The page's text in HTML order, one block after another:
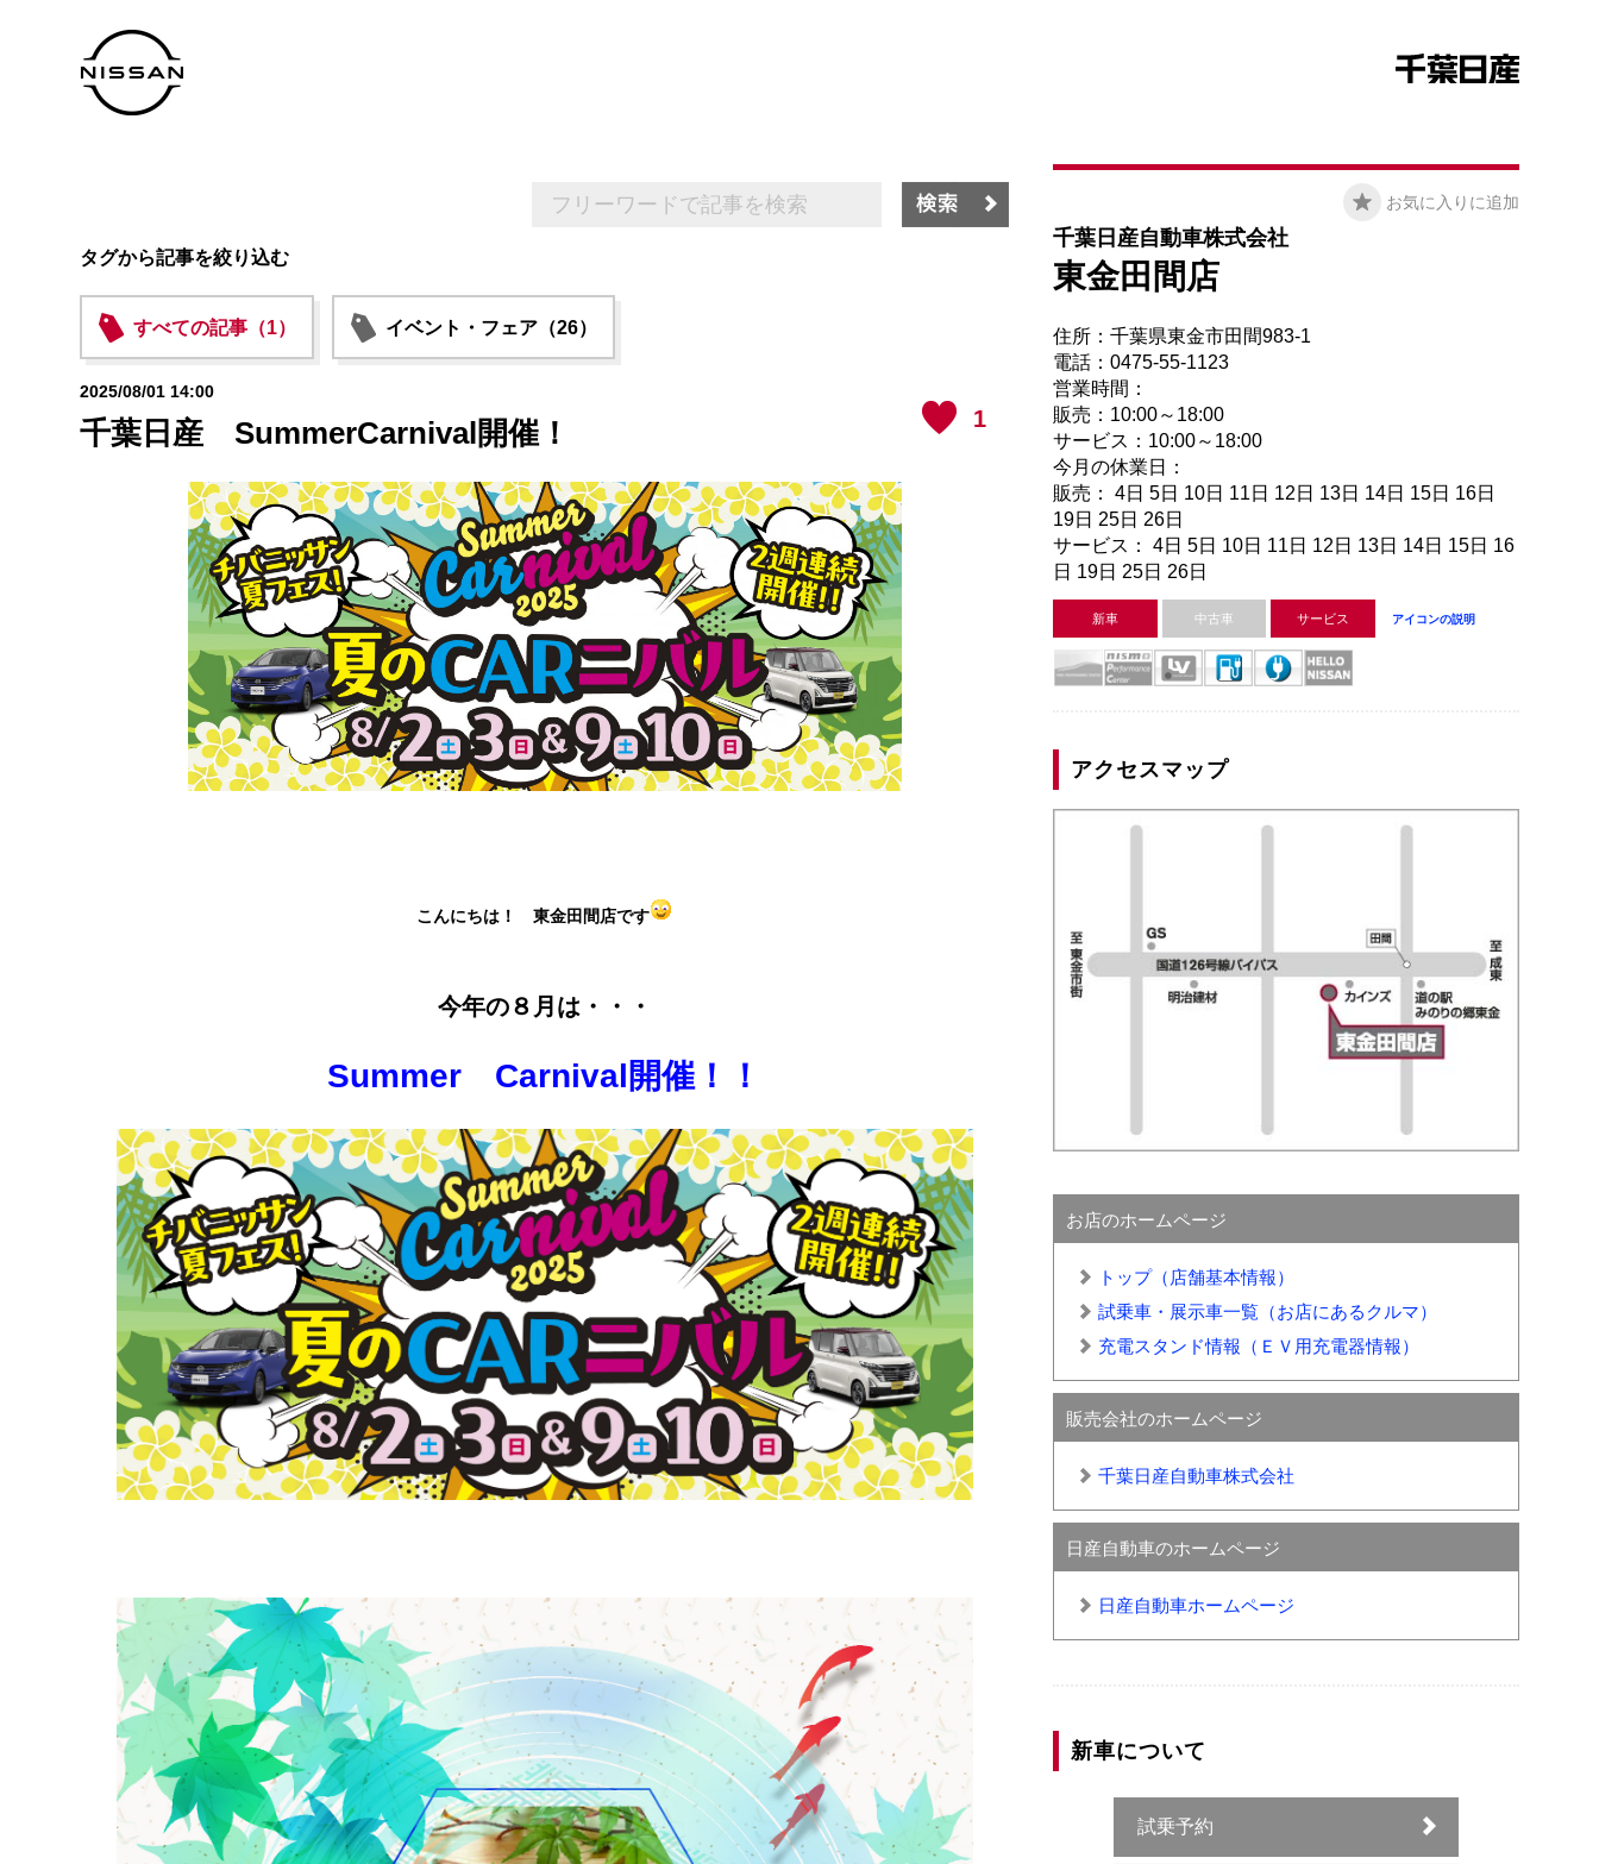
タグから記事を絞り込む
すべての記事（1） イベント・フェア（26）
1
2025/08/01 14:00
千葉日産 SummerCarnival開催！
こんにちは！ 東金田間店です
今年の８月は・・・
Summer Carnival開催！！
お気に入りに追加
千葉日産自動車株式会社
東金田間店
住所：千葉県東金市田間983-1
電話：0475-55-1123
営業時間：
販売：10:00～18:00
サービス：10:00～18:00
今月の休業日：
販売： 4日 5日 10日 11日 12日 13日 14日 15日 16日
19日 25日 26日
サービス： 4日 5日 10日 11日 12日 13日 14日 15日 16
日 19日 25日 26日
新車 中古車 サービス アイコンの説明
アクセスマップ
お店のホームページ
トップ（店舗基本情報）
試乗車・展示車一覧（お店にあるクルマ）
充電スタンド情報（ＥＶ用充電器情報）
販売会社のホームページ
千葉日産自動車株式会社
日産自動車のホームページ
日産自動車ホームページ
新車について
試乗予約